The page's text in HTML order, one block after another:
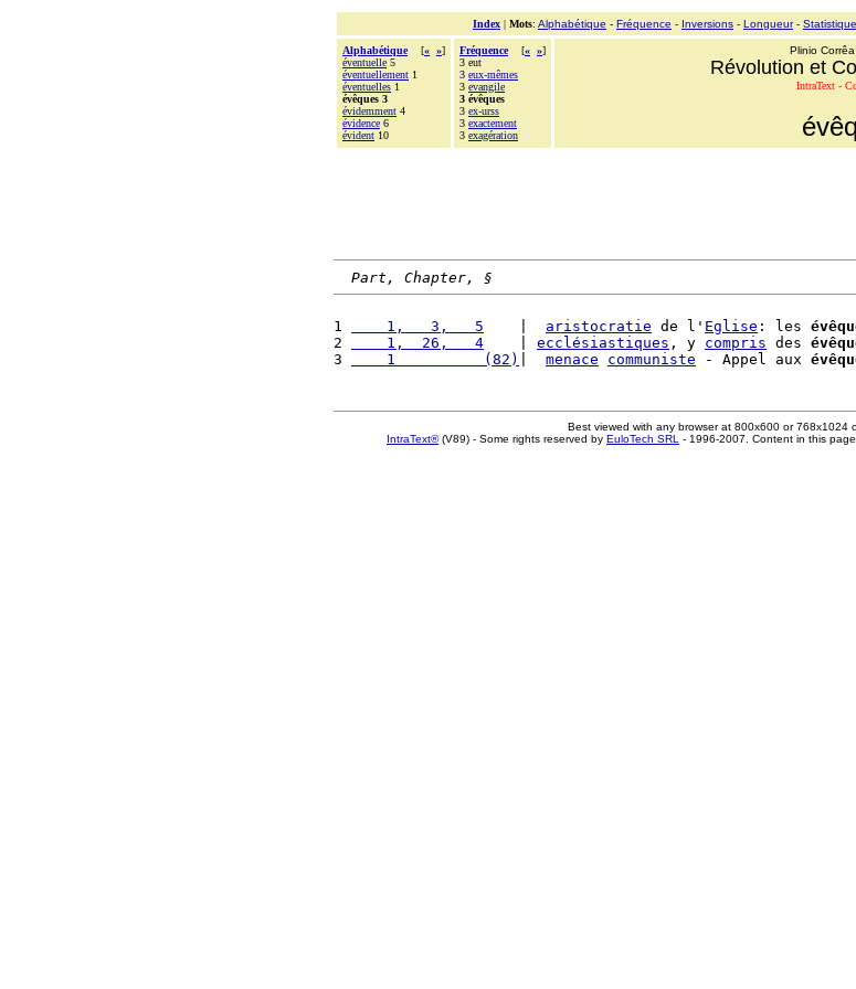
Index | Mots: Alphabétique - Fréquence - Inversions - Longueur-
Alphabétique [« »]
éventuelle 5
éventuellement 1
éventuelles 1
évêques 3
évidemment 4
évidence 6
évident 10
Fréquence [« »]
3 eut
3 eux-mêmes
3 evangile
3 évêques
3 ex-urss
3 exactement
3 exagération
Plinio
Révolution et
IntraText -
Part, Chapter, §
1
    1,   3,   5
aristocratie de l' Eglise : les
2
    1,  26,   4
ecclésiastiques , y compris des
3
    1          (82)
menace communiste - Appel aux
Best viewed with any browser at 800x600 or 768x1024
IntraText®(V89) - Some rights reserved by EuloTech SRL - 1996-2007. Content in this